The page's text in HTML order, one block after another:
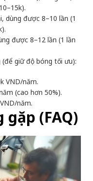
dùng được 8–10 lần (1
được 8–12 lần (1 lần
giữ độ bóng tối ưu):
VND/năm.
(cao hơn 50%).
năm.
(FAQ)